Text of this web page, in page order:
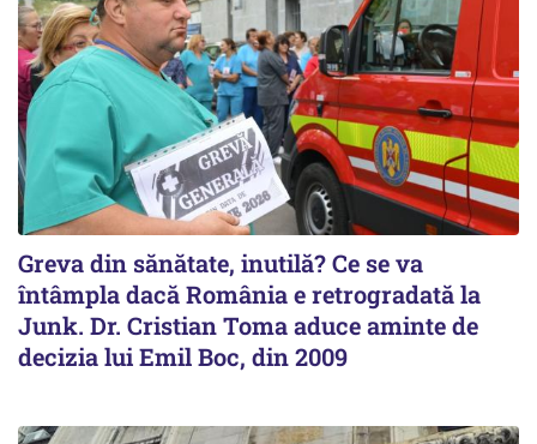
Greva din sănătate, inutilă? Ce se va
întâmpla dacă România e retrogradată la
Junk. Dr. Cristian Toma aduce aminte de
decizia lui Emil Boc, din 2009